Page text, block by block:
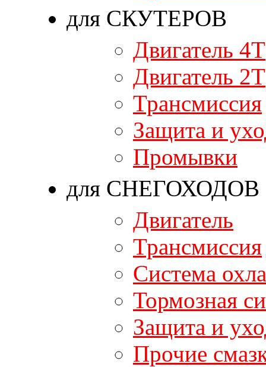
для СКУТЕРОВ
Двигатель 4T
Двигатель 2T
Трансмиссия
Защита и
Промывки
для СНЕГОХОДОВ
Двигатель
Трансмиссия
Система
Тормозная
Защита и
Прочие